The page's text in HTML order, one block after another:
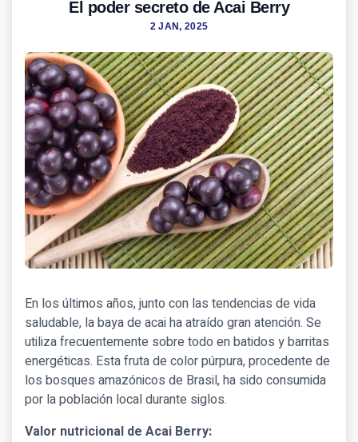
El poder secreto de Acai Berry
2 JAN, 2025
En los últimos años, junto con las tendencias de vida
saludable, la baya de acai ha atraído gran atención. Se
utiliza frecuentemente sobre todo en batidos y barritas
energéticas. Esta fruta de color púrpura, procedente de
los bosques amazónicos de Brasil, ha sido consumida
por la población local durante siglos.
Valor nutricional de Acai Berry: